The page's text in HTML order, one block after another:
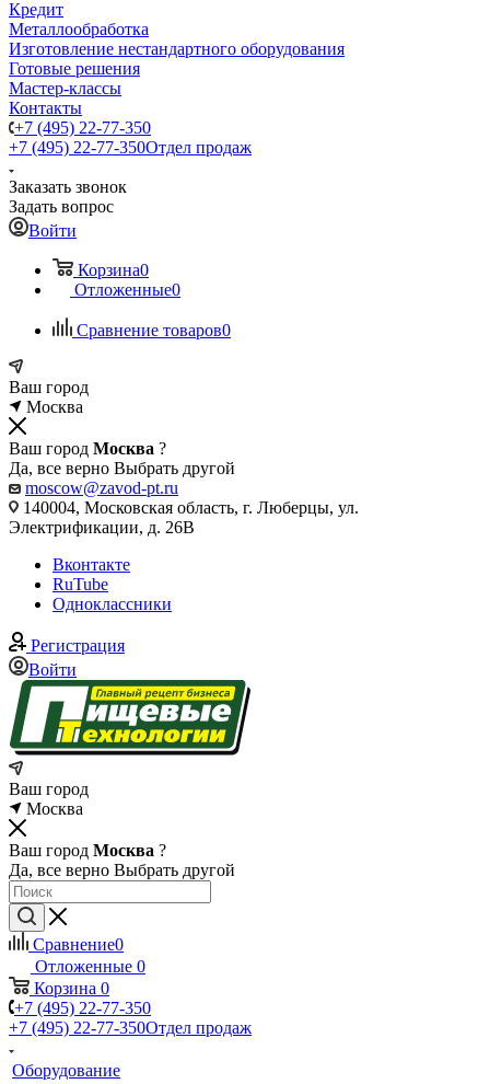
Кредит
Металлообработка
Изготовление нестандартного оборудования
Готовые решения
Мастер-классы
Контакты
+7 (495) 22-77-350
+7 (495) 22-77-350Отдел продаж
Заказать звонок
Задать вопрос
Войти
Корзина0
Отложенные0
Сравнение товаров0
Ваш город
Москва
Ваш город Москва ?
Да, все верно Выбрать другой
moscow@zavod-pt.ru
140004, Московская область, г. Люберцы, ул.
Электрификации, д. 26В
Вконтакте
RuTube
Одноклассники
Регистрация
Войти
Ваш город
Москва
Ваш город Москва ?
Да, все верно Выбрать другой
Сравнение0
Отложенные 0
Корзина 0
+7 (495) 22-77-350
+7 (495) 22-77-350Отдел продаж
Оборудование